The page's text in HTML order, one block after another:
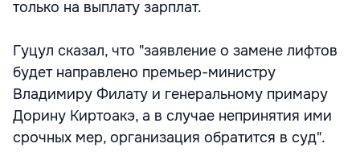
только на выплату зарплат.
Гуцул сказал, что "заявление о замене лифтов
будет направлено премьер-министру
Владимиру Филату и генеральному примару
Дорину Киртоакэ, а в случае непринятия ими
срочных мер, организация обратится в суд".